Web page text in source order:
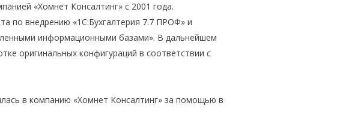
«Хомнет Консалтинг» с 2001 года.
по внедрению «1С:Бухгалтерия 7.7 ПРОФ» и
информационными базами». В дальнейшем
оригинальных конфигураций в соответствии с
в компанию «Хомнет Консалтинг» за помощью в